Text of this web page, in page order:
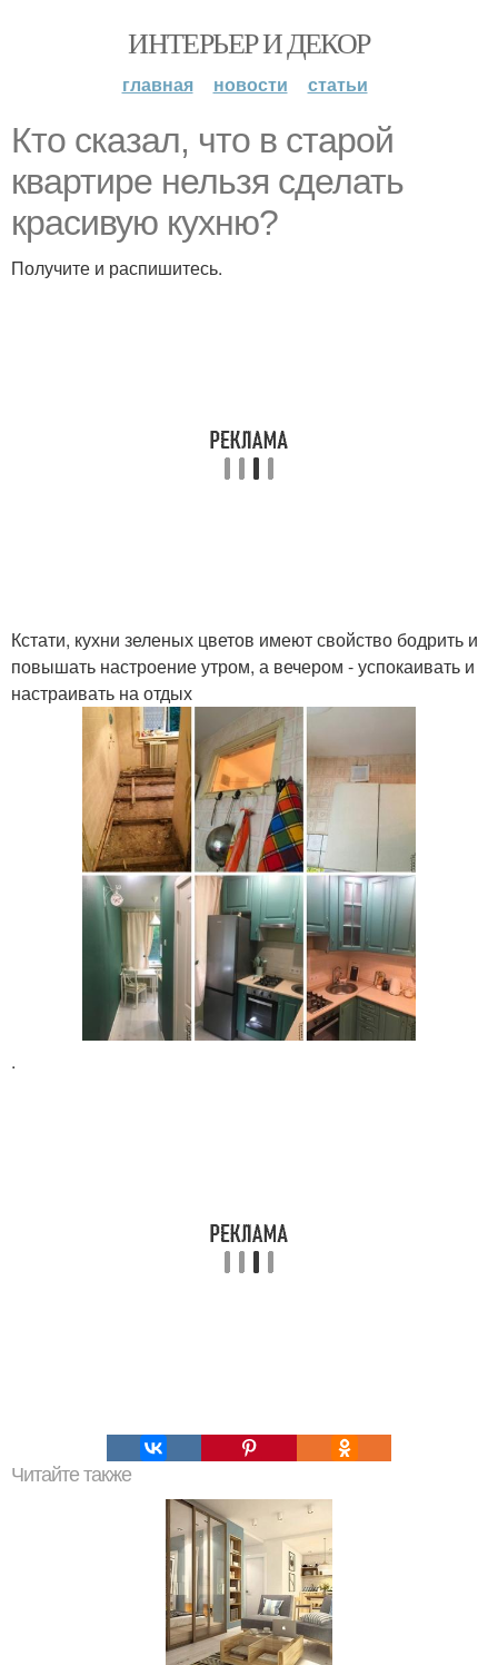
ИНТЕРЬЕР И ДЕКОР
главная новости статьи
Кто сказал, что в старой
квартире нельзя сделать
красивую кухню?
Получите и распишитесь.
Кстати, кухни зеленых цветов имеют свойство бодрить и
повышать настроение утром, а вечером - успокаивать и
настраивать на отдых
.
Читайте также